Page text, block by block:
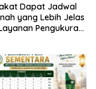
Dapat Jadwal
yang Lebih Jelas
Pengukuran